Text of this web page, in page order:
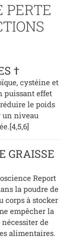
PERTE
†
cystéine et
puissant effet
le poids
un niveau
GRAISSE
Report
la poudre de
corps à stocker
empêcher la
de
alimentaires.